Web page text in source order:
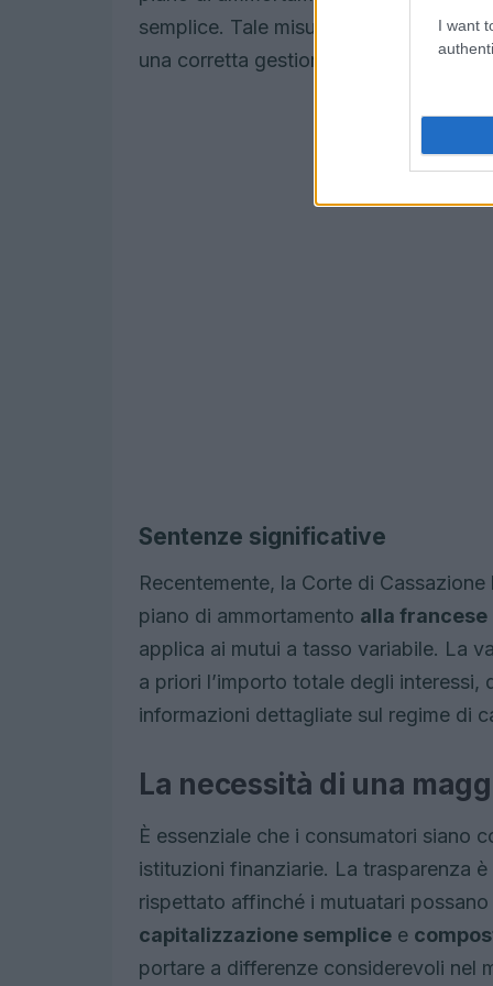
I want
semplice. Tale misura è
una corretta gestione del debito.
Sentenze significative
Recentemente, la Corte di
piano di ammortamento alla francese
applica ai mutui a tasso variabile. La
a priori l’importo totale degli interessi,
informazioni dettagliate sul regime di
La necessità di una
È essenziale che i consumatori siano
istituzioni finanziarie. La trasparenza
rispettato affinché i mutuatari
capitalizzazione semplice e
portare a differenze considerevoli nel